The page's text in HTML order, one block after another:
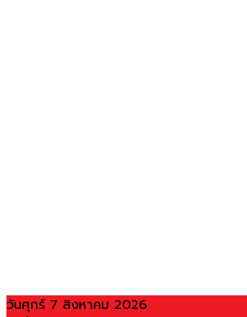
วันศุกร์ 7 สิงหาคม 2026